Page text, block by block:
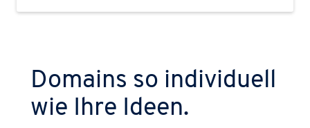
Domains so individuell
wie Ihre Ideen.